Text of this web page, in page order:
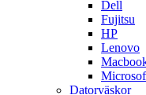
Dell
Fujitsu
HP
Lenovo
Datorväskor